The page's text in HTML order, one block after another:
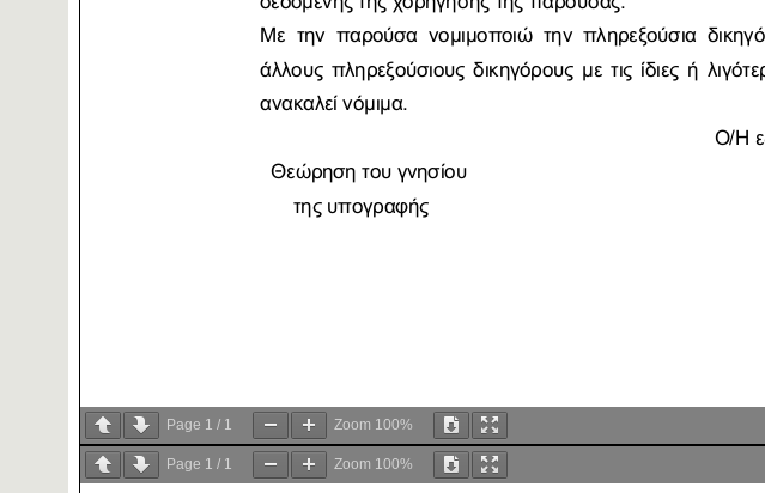
Page 1 / 1 Zoom 100%
Page 1 / 1 Zoom 100%